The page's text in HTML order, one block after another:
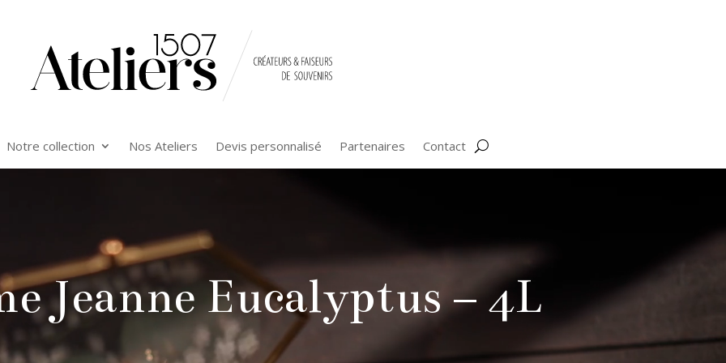
Notre collection Nos Ateliers Devis personnalisé Partenaires Contact
Jeanne Eucalyptus – 4L